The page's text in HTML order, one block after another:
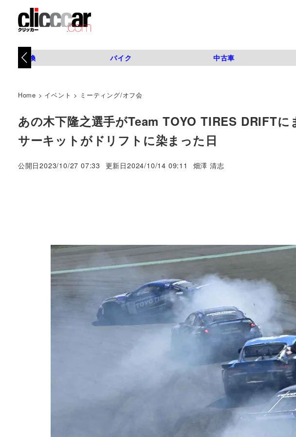
タイヤ交換 バイク 中古車
Home > イベント > ミーティング/オフ会
あの木下隆之選手がTeam TOYO TIRES DRIFT
サーキットがドリフトに染まった日
公開日2023/10/27 07:33 更新日2024/10/14 09:11
著
畑澤 清志